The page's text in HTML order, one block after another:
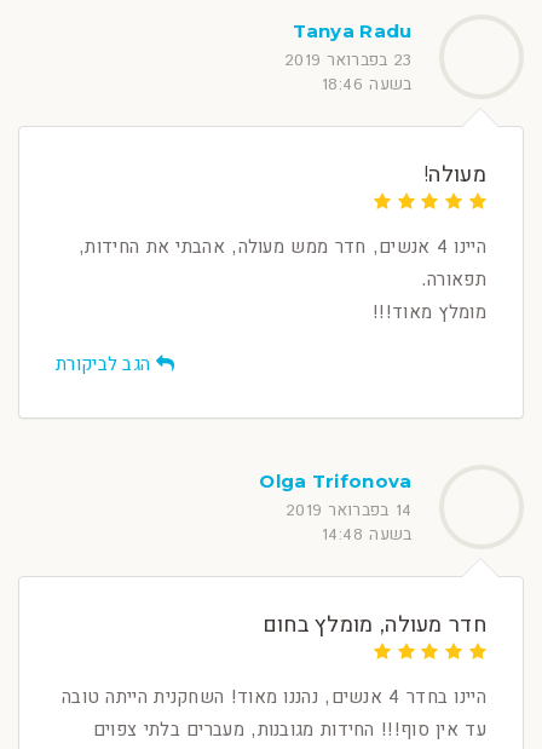
Tanya Radu
23 בפברואר 2019
בשעה 18:46
מעולה!
היינו 4 אנשים, חדר ממש מעולה, אהבתי את החידות,
תפאורה.
מומלץ מאוד!!!
הגב לביקורת
Olga Trifonova
14 בפברואר 2019
בשעה 14:48
חדר מעולה, מומלץ בחום
היינו בחדר 4 אנשים, נהננו מאוד! השחקנית הייתה טובה
עד אין סוף!!! החידות מגובנות, מעברים בלתי צפוים